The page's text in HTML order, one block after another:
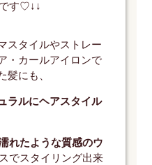
す♡↓↓
スタイルやストレー
・カールアイロンで
髪にも、
ラルにヘアスタイル
れたような質感のウ
でスタイリング出来